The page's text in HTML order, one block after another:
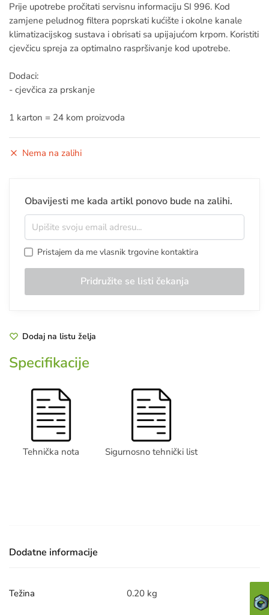
Prije upotrebe pročitati servisnu informaciju SI 996. Kod
zamjene peludnog filtera poprskati kućište i okolne kanale
klimatizacijskog sustava i obrisati sa upijajućom krpom. Koristiti
cjevčicu spreja za optimalno raspršivanje kod upotrebe.
Dodaci:
- cjevčica za prskanje
1 karton = 24 kom proizvoda
Nema na zalihi
Obavijesti me kada artikl ponovo bude na zalihi.
Pristajem da me vlasnik trgovine kontaktira
Dodaj na listu želja
Specifikacije
Tehnička nota Sigurnosno tehnički list
Dodatne informacije
Težina 0.20 kg